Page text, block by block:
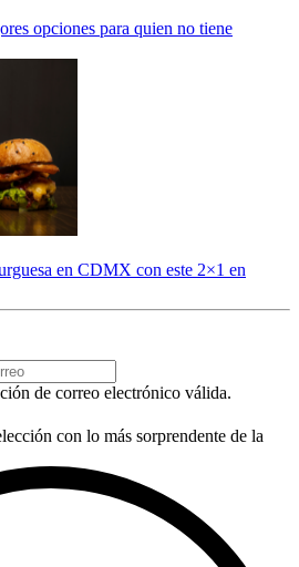
opciones para quien no tiene
en CDMX con este 2×1 en
de correo electrónico válida.
con lo más sorprendente de la